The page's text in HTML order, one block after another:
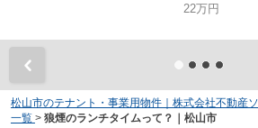
22万円
松山市のテナント・事業用物件｜株式会社不動産
一覧 > 狼煙のランチタイムって？｜松山市